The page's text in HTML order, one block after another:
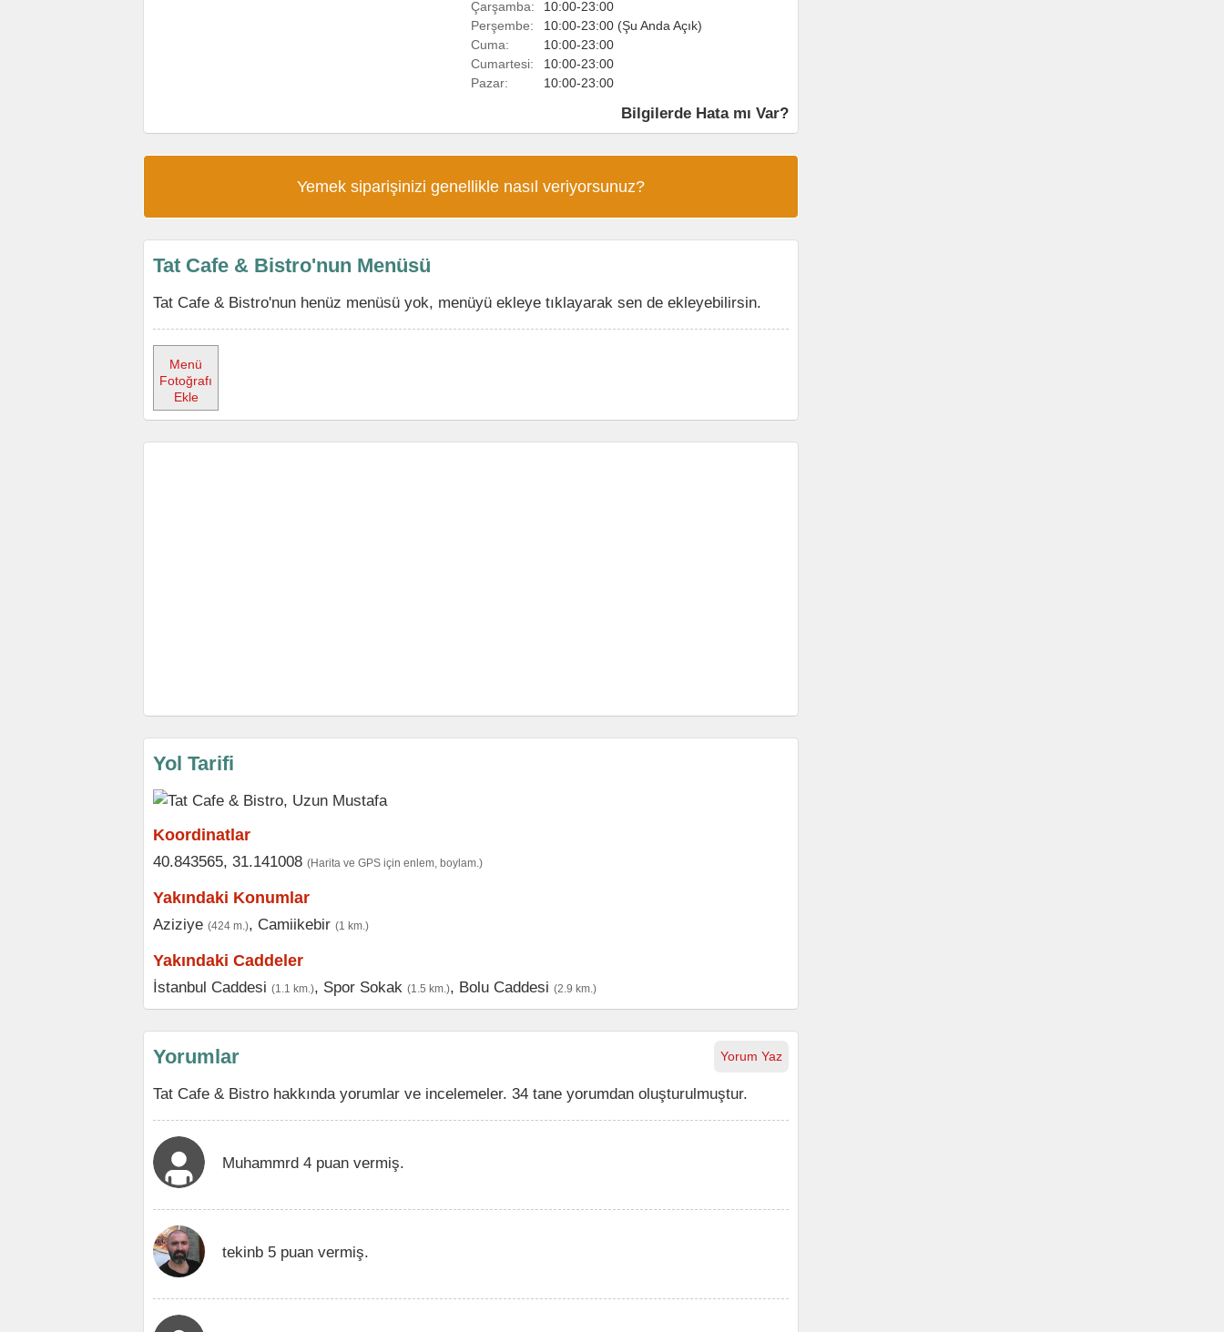
Çarşamba:
10:00-23:00
Perşembe:
10:00-23:00 (Şu Anda Açık)
Cuma:
10:00-23:00
Cumartesi:
10:00-23:00
Pazar:
10:00-23:00
Bilgilerde Hata mı Var?
Yemek siparişinizi genellikle nasıl veriyorsunuz?
Tat Cafe & Bistro'nun Menüsü
Tat Cafe & Bistro'nun henüz menüsü yok, menüyü ekleye tıklayarak sen de ekleyebilirsin.
Menü
Fotoğrafı
Ekle
Yol Tarifi
Koordinatlar
40.843565, 31.141008 (Harita ve GPS için enlem, boylam.)
Yakındaki Konumlar
Aziziye (424 m.), Camiikebir (1 km.)
Yakındaki Caddeler
İstanbul Caddesi (1.1 km.), Spor Sokak (1.5 km.), Bolu Caddesi (2.9 km.)
Yorum Yaz
Yorumlar
Tat Cafe & Bistro hakkında yorumlar ve incelemeler. 34 tane yorumdan oluşturulmuştur.
Muhammrd 4 puan vermiş.
tekinb 5 puan vermiş.